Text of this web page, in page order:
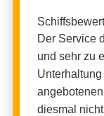
Der Service
und sehr zu
diesmal